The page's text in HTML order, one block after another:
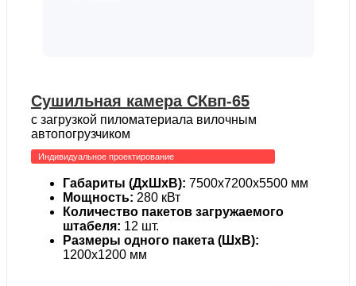
Сушильная камера СКвп-65
с загрузкой пиломатериала вилочным
автопогрузчиком
Индивидуальное проектирование
Габариты (ДхШхВ): 7500х7200х5500 мм
Мощность: 280 кВт
Количество пакетов загружаемого
штабеля: 12 шт.
Размеры одного пакета (ШхВ):
1200х1200 мм